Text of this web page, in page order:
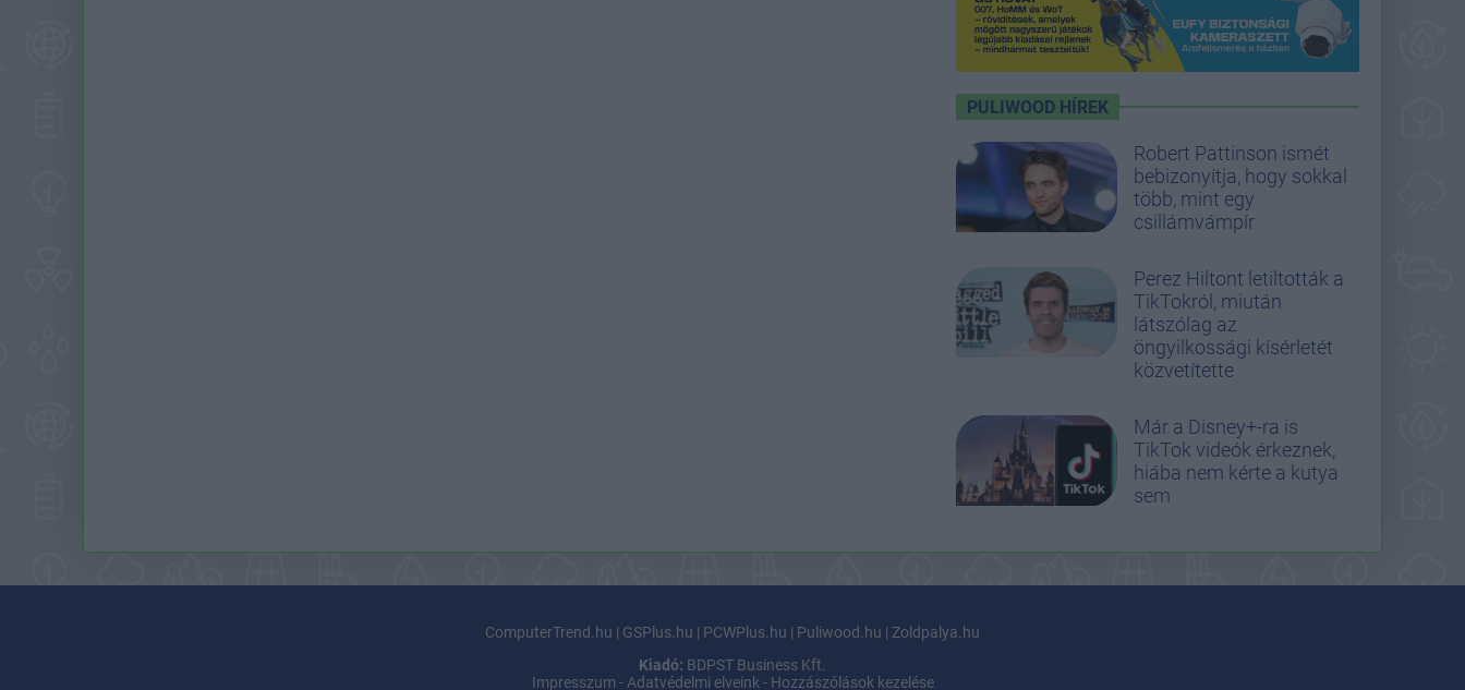
PULIWOOD HÍREK
Robert Pattinson ismét
bebizonyítja, hogy sokkal
több, mint egy
csillámvámpír
Perez Hiltont letiltották a
TikTokról, miután
látszólag az
öngyilkossági kísérletét
közvetítette
Már a Disney+-ra is
TikTok videók érkeznek,
hiába nem kérte a kutya
sem
ComputerTrend.hu | GSPlus.hu | PCWPlus.hu | Puliwood.hu | Zoldpalya.hu
Kiadó: BDPST Business Kft.
Impresszum - Adatvédelmi elveink - Hozzászólások kezelése